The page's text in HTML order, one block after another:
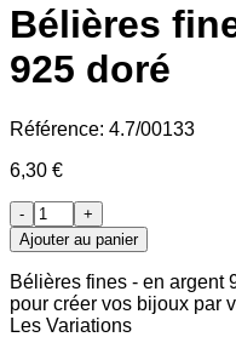
Bélières
925 doré
Référence: 4.7/00133
6,30 €
-
+
Ajouter au panier
Bélières fines - en argent
pour créer vos bijoux par
Les Variations